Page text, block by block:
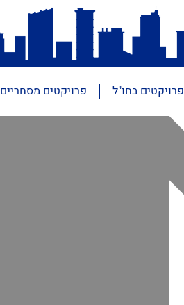
פרויקטים בחו"ל פרויקטים מסחריים